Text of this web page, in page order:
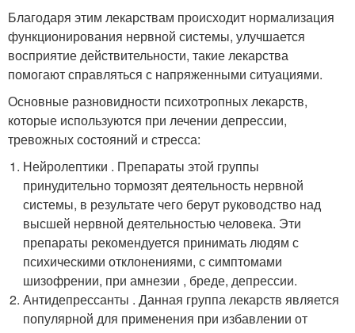
Благодаря этим лекарствам происходит нормализация
функционирования нервной системы, улучшается
восприятие действительности, такие лекарства
помогают справляться с напряженными ситуациями.
Основные разновидности психотропных лекарств,
которые используются при лечении депрессии,
тревожных состояний и стресса:
Нейролептики . Препараты этой группы
принудительно тормозят деятельность нервной
системы, в результате чего берут руководство над
высшей нервной деятельностью человека. Эти
препараты рекомендуется принимать людям с
психическими отклонениями, с симптомами
шизофрении, при амнезии , бреде, депрессии.
Антидепрессанты . Данная группа лекарств является
популярной для применения при избавлении от